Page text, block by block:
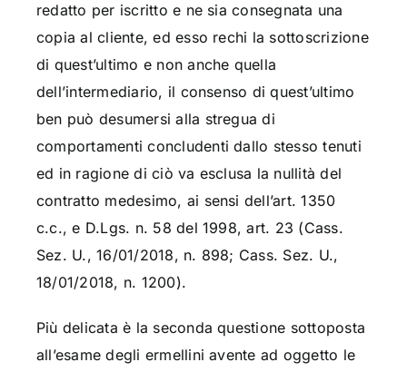
redatto per iscritto e ne sia consegnata una
copia al cliente, ed esso rechi la sottoscrizione
di quest’ultimo e non anche quella
dell’intermediario, il consenso di quest’ultimo
ben può desumersi alla stregua di
comportamenti concludenti dallo stesso tenuti
ed in ragione di ciò va esclusa la nullità del
contratto medesimo, ai sensi dell’art. 1350
c.c., e D.Lgs. n. 58 del 1998, art. 23 (Cass.
Sez. U., 16/01/2018, n. 898; Cass. Sez. U.,
18/01/2018, n. 1200).
Più delicata è la seconda questione sottoposta
all’esame degli ermellini avente ad oggetto le